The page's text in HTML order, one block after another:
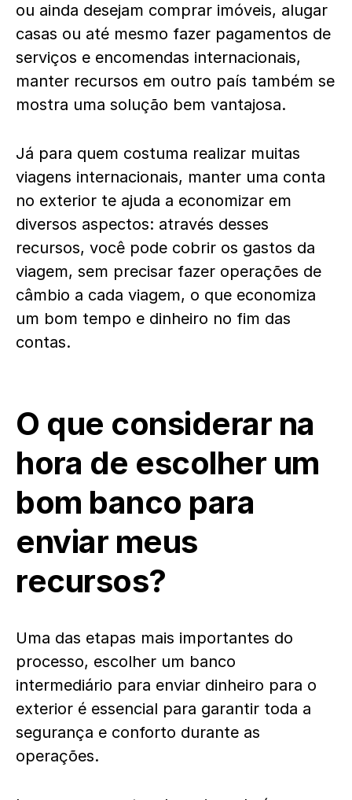
ou ainda desejam comprar imóveis, alugar
casas ou até mesmo fazer pagamentos de
serviços e encomendas internacionais,
manter recursos em outro país também se
mostra uma solução bem vantajosa.
Já para quem costuma realizar muitas
viagens internacionais, manter uma conta
no exterior te ajuda a economizar em
diversos aspectos: através desses
recursos, você pode cobrir os gastos da
viagem, sem precisar fazer operações de
câmbio a cada viagem, o que economiza
um bom tempo e dinheiro no fim das
contas.
O que considerar na
hora de escolher um
bom banco para
enviar meus
recursos?
Uma das etapas mais importantes do
processo, escolher um banco
intermediário para enviar dinheiro para o
exterior é essencial para garantir toda a
segurança e conforto durante as
operações.